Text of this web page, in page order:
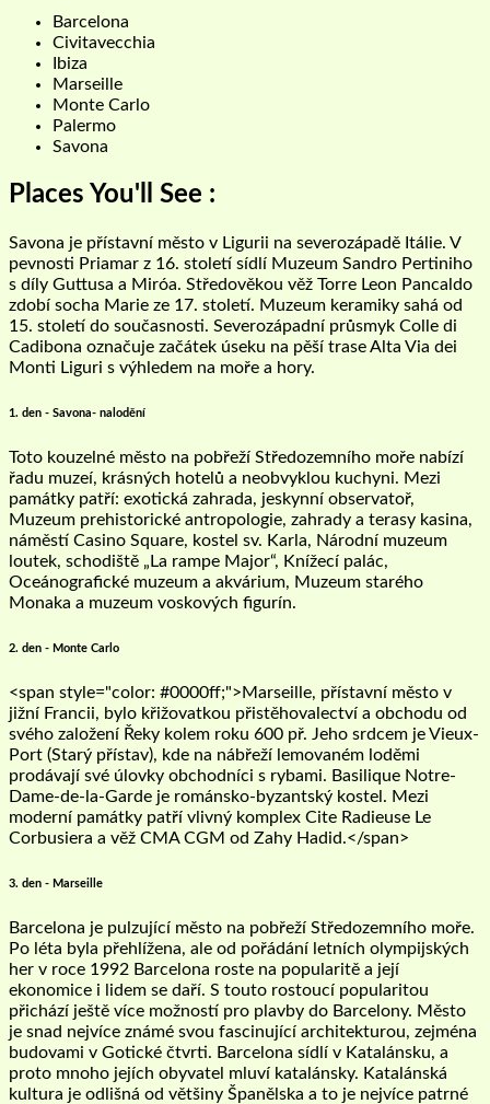
Barcelona
Civitavecchia
Ibiza
Marseille
Monte Carlo
Palermo
Savona
Places You'll See :
Savona je přístavní město v Ligurii na severozápadě Itálie. V
pevnosti Priamar z 16. století sídlí Muzeum Sandro Pertiniho
s díly Guttusa a Miróa. Středověkou věž Torre Leon Pancaldo
zdobí socha Marie ze 17. století. Muzeum keramiky sahá od
15. století do současnosti. Severozápadní průsmyk Colle di
Cadibona označuje začátek úseku na pěší trase Alta Via dei
Monti Liguri s výhledem na moře a hory.
1. den - Savona- nalodění
Toto kouzelné město na pobřeží Středozemního moře nabízí
řadu muzeí, krásných hotelů a neobvyklou kuchyni. Mezi
památky patří: exotická zahrada, jeskynní observatoř,
Muzeum prehistorické antropologie, zahrady a terasy kasina,
náměstí Casino Square, kostel sv. Karla, Národní muzeum
loutek, schodiště „La rampe Major“, Knížecí palác,
Oceánografické muzeum a akvárium, Muzeum starého
Monaka a muzeum voskových figurín.
2. den - Monte Carlo
<span style="color: #0000ff;">Marseille, přístavní město v
jižní Francii, bylo křižovatkou přistěhovalectví a obchodu od
svého založení Řeky kolem roku 600 př. Jeho srdcem je Vieux-
Port (Starý přístav), kde na nábřeží lemovaném loděmi
prodávají své úlovky obchodníci s rybami. Basilique Notre-
Dame-de-la-Garde je románsko-byzantský kostel. Mezi
moderní památky patří vlivný komplex Cite Radieuse Le
Corbusiera a věž CMA CGM od Zahy Hadid.</span>
3. den - Marseille
Barcelona je pulzující město na pobřeží Středozemního moře.
Po léta byla přehlížena, ale od pořádání letních olympijských
her v roce 1992 Barcelona roste na popularitě a její
ekonomice i lidem se daří. S touto rostoucí popularitou
přichází ještě více možností pro plavby do Barcelony. Město
je snad nejvíce známé svou fascinující architekturou, zejména
budovami v Gotické čtvrti. Barcelona sídlí v Katalánsku, a
proto mnoho jejích obyvatel mluví katalánsky. Katalánská
kultura je odlišná od většiny Španělska a to je nejvíce patrné